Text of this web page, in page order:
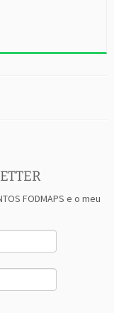
FODMAPS e o meu